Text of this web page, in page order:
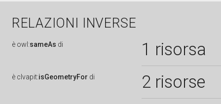
RELAZIONI INVERSE
è owl:sameAs di 1 risorsa
è clvapit:isGeometryFor di 2 risorse